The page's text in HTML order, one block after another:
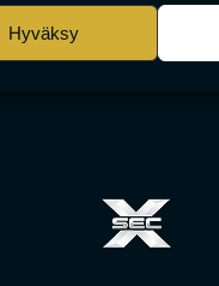
Hyväksy